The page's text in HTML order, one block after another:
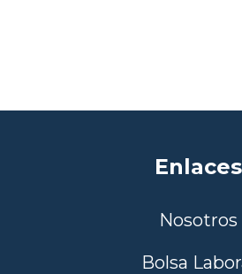
Enlaces
Nosotros
Bolsa